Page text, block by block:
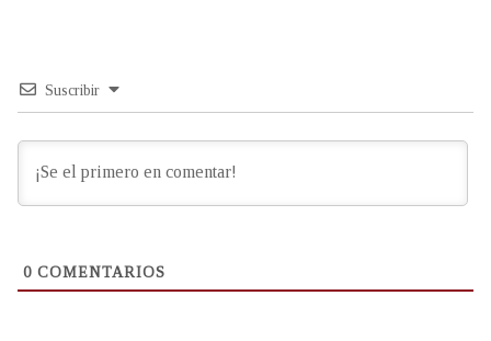
Suscribir
0 COMENTARIOS